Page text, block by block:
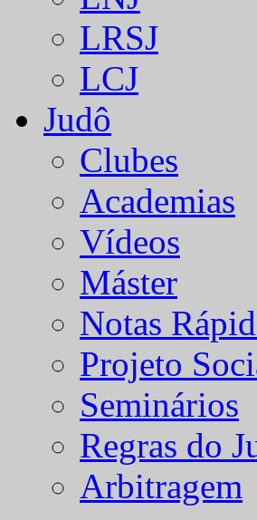
LRSJ
LCJ
Judô
Clubes
Academias
Vídeos
Máster
Notas
Projeto
Seminários
Regras do
Arbitragem